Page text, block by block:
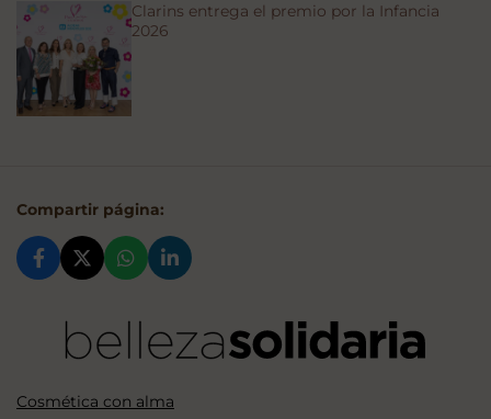
Clarins entrega el premio por la Infancia
2026
Compartir página:
Cosmética con alma